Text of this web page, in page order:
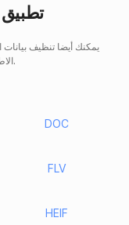
تطبيق
يمكنك أيضا تنظيف
الاطلاع على القائمة الكاملة أدناه.
DOC
FLV
HEIF